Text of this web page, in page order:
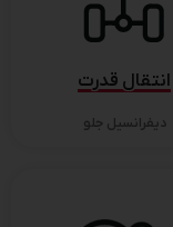
انتقال قدرت
دیفرانسیل جلو